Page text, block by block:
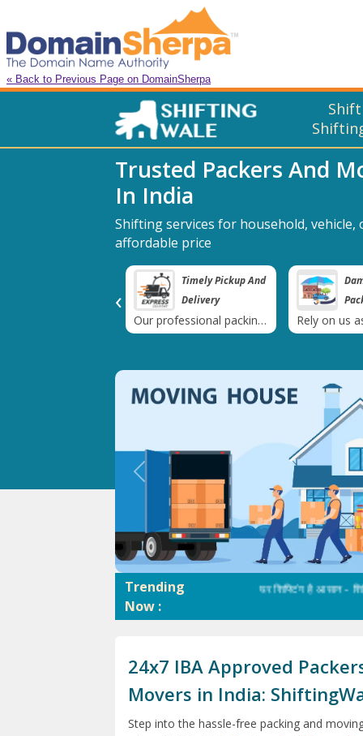
« Back to Previous Page on DomainSherpa